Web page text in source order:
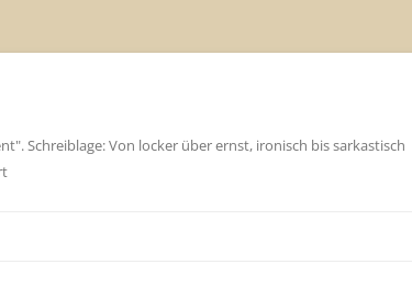
Schreiblage: Von locker über ernst, ironisch bis sarkastisch